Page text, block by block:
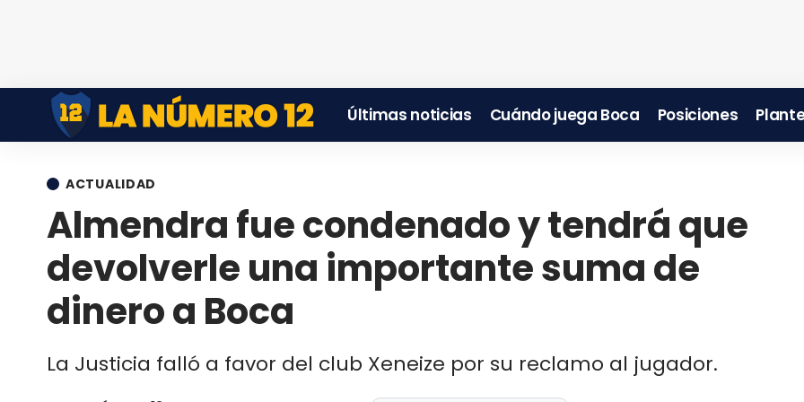
Últimas noticias Cuándo juega Boca Posiciones
ACTUALIDAD
Almendra fue condenado y tendrá que
devolverle una importante suma de
dinero a Boca
La Justicia falló a favor del club Xeneize por su reclamo al jugador.